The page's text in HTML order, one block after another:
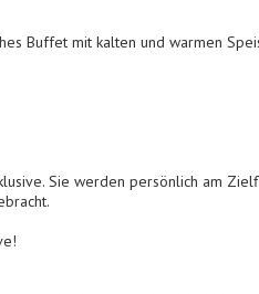
Buffet mit kalten und warmen
Sie werden persönlich am